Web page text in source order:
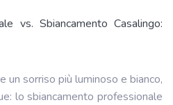
vs. Sbiancamento Casalingo:
sorriso più luminoso e bianco,
lo sbiancamento professionale